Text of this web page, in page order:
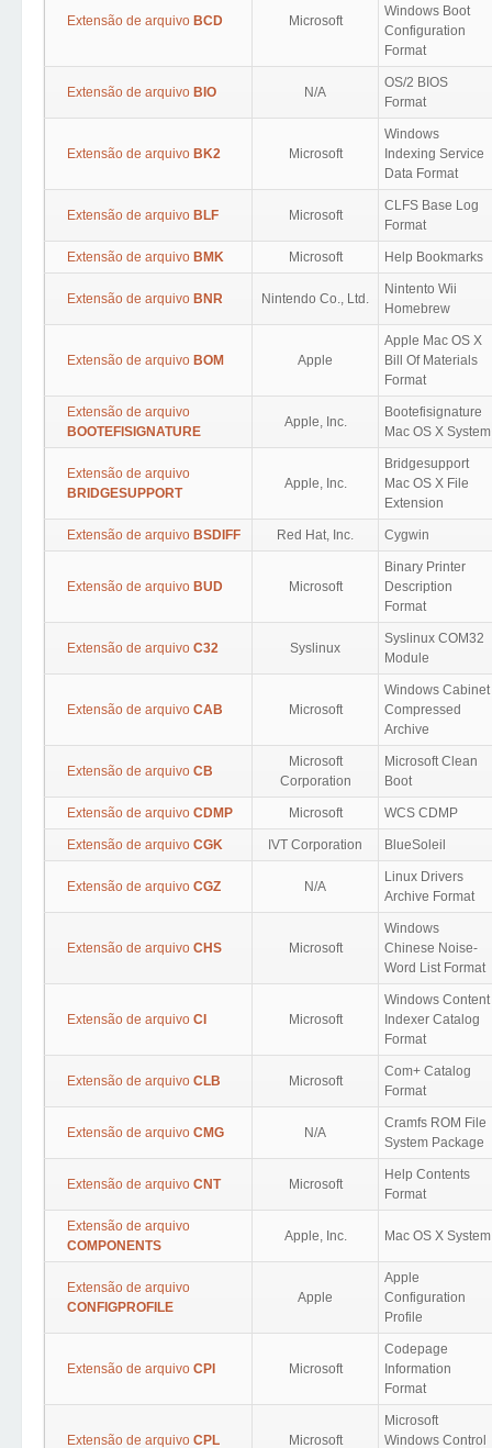
Extensão de arquivo BCD Microsoft
Windows Boot
Configuration
Format
Extensão de arquivo BIO N/A
OS/2 BIOS
Format
Extensão de arquivo BK2 Microsoft
Windows
Indexing Service
Data Format
Extensão de arquivo BLF Microsoft
CLFS Base Log
Format
Extensão de arquivo BMK Microsoft Help Bookmarks
Extensão de arquivo BNR Nintendo Co., Ltd.
Nintento Wii
Homebrew
Extensão de arquivo BOM Apple
Apple Mac OS X
Bill Of Materials
Format
Extensão de arquivo
BOOTEFISIGNATURE
Apple, Inc.
Bootefisignature
Mac OS X System
Extensão de arquivo
BRIDGESUPPORT
Apple, Inc.
Bridgesupport
Mac OS X File
Extension
Extensão de arquivo BSDIFF Red Hat, Inc. Cygwin
Extensão de arquivo BUD Microsoft
Binary Printer
Description
Format
Extensão de arquivo C32 Syslinux
Syslinux COM32
Module
Extensão de arquivo CAB Microsoft
Windows Cabinet
Compressed
Archive
Extensão de arquivo CB
Microsoft
Corporation
Microsoft Clean
Boot
Extensão de arquivo CDMP Microsoft WCS CDMP
Extensão de arquivo CGK IVT Corporation BlueSoleil
Extensão de arquivo CGZ N/A
Linux Drivers
Archive Format
Extensão de arquivo CHS Microsoft
Windows
Chinese Noise-
Word List Format
Extensão de arquivo CI Microsoft
Windows Content
Indexer Catalog
Format
Extensão de arquivo CLB Microsoft
Com+ Catalog
Format
Extensão de arquivo CMG N/A
Cramfs ROM File
System Package
Extensão de arquivo CNT Microsoft
Help Contents
Format
Extensão de arquivo
COMPONENTS
Apple, Inc. Mac OS X System
Extensão de arquivo
CONFIGPROFILE
Apple
Apple
Configuration
Profile
Extensão de arquivo CPI Microsoft
Codepage
Information
Format
Extensão de arquivo CPL Microsoft
Microsoft
Windows Control